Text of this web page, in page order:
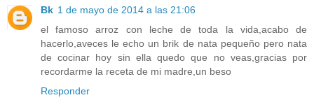
Bk 1 de mayo de 2014 a las 21:06
el famoso arroz con leche de toda la vida,acabo de
hacerlo,aveces le echo un brik de nata pequeño pero nata
de cocinar hoy sin ella quedo que no veas,gracias por
recordarme la receta de mi madre,un beso
Responder